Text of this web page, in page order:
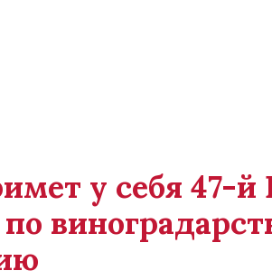
у себя 47-
по